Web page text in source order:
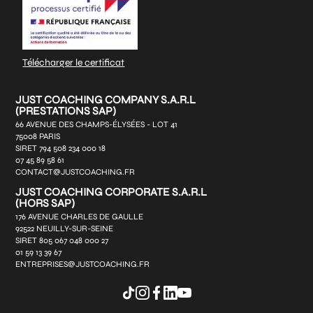
Télécharger le certificat
JUST COACHING COMPANY S.A.R.L
(PRESTATIONS SAP)
66 AVENUE DES CHAMPS-ÉLYSÉES - LOT 41
75008 PARIS
SIRET 794 508 234 000 18
07 45 89 58 61
CONTACT@JUSTCOACHING.FR
JUST COACHING CORPORATE S.A.R.L
(HORS SAP)
176 AVENUE CHARLES DE GAULLE
92522 NEUILLY-SUR-SEINE
SIRET 805 067 048 000 27
01 59 13 39 67
ENTREPRISES@JUSTCOACHING.FR